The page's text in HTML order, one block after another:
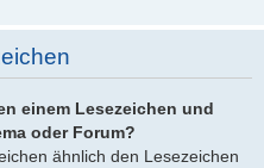
einem Lesezeichen und
oder Forum?
ähnlich den Lesezeichen